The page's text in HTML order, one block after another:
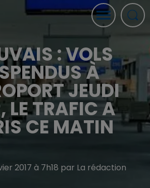
: VOLS
À
JEUDI
LE TRAFIC A
CE MATIN
2017 à 7h18 par La rédaction